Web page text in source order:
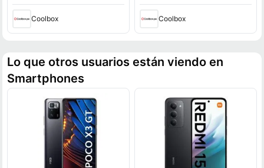
Coolbox Coolbox
Lo que otros usuarios están viendo en
Smartphones